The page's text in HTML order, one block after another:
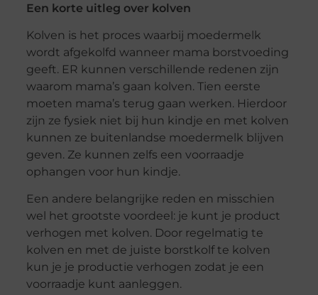
Een korte uitleg over kolven
Kolven is het proces waarbij moedermelk
wordt afgekolfd wanneer mama borstvoeding
geeft. ER kunnen verschillende redenen zijn
waarom mama’s gaan kolven. Tien eerste
moeten mama’s terug gaan werken. Hierdoor
zijn ze fysiek niet bij hun kindje en met kolven
kunnen ze buitenlandse moedermelk blijven
geven. Ze kunnen zelfs een voorraadje
ophangen voor hun kindje.
Een andere belangrijke reden en misschien
wel het grootste voordeel: je kunt je product
verhogen met kolven. Door regelmatig te
kolven en met de juiste borstkolf te kolven
kun je je productie verhogen zodat je een
voorraadje kunt aanleggen.